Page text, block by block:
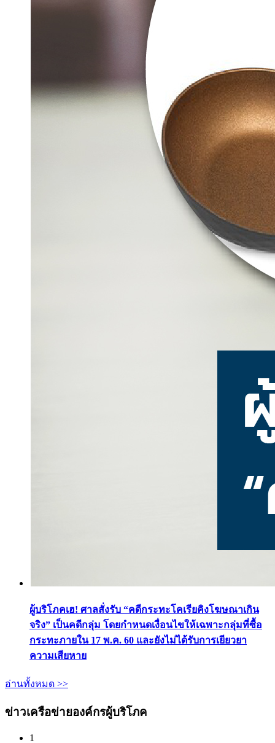
ผู้บริโภคเฮ! ศาลสั่งรับ “คดีกระทะโคเรียคิงโฆษณาเกิน
จริง” เป็นคดีกลุ่ม โดยกำหนดเงื่อนไขให้เฉพาะกลุ่มที่ซื้อ
กระทะภายใน 17 พ.ค. 60 และยังไม่ได้รับการเยียวยา
ความเสียหาย
อ่านทั้งหมด >>
ข่าวเครือข่ายองค์กรผู้บริโภค
1